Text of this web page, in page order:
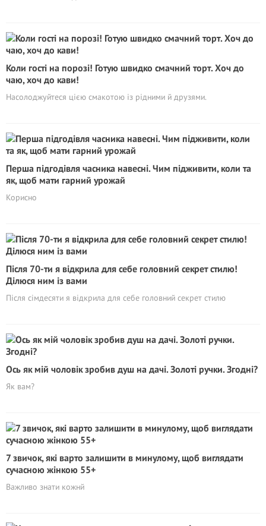
Коли гості на порозі! Готую швидко смачний торт. Хоч до
чаю, хоч до кави!
Насолоджуйтеся цією смакотою із рідними й друзями.
Перша підгодівля часника навесні. Чим підживити, коли та
як, щоб мати гарний урожай
Корисно
Після 70-ти я відкрила для себе головний секрет стилю!
Ділюся ним із вами
Після сімдесяти я відкрила для себе головний секрет стилю
Ось як мій чоловік зробив душ на дачі. Золоті ручки. Згодні?
Як вам?
7 звичок, які варто залишити в минулому, щоб виглядати
сучасною жінкою 55+
Важливо знати кожнй